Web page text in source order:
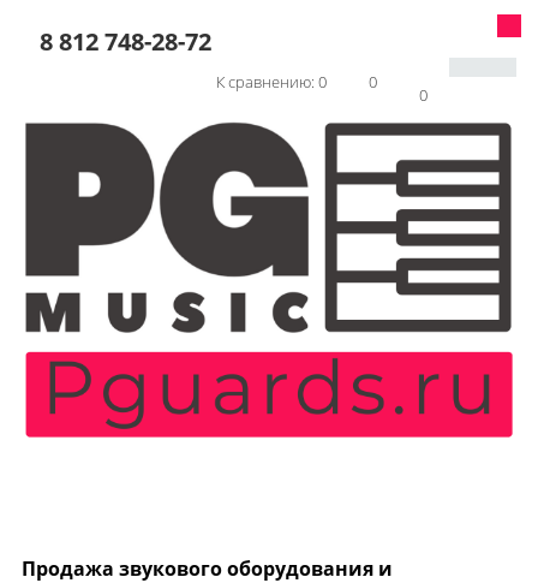
8 812 748-28-72
0
0
К сравнению: 0
Продажа звукового оборудования и